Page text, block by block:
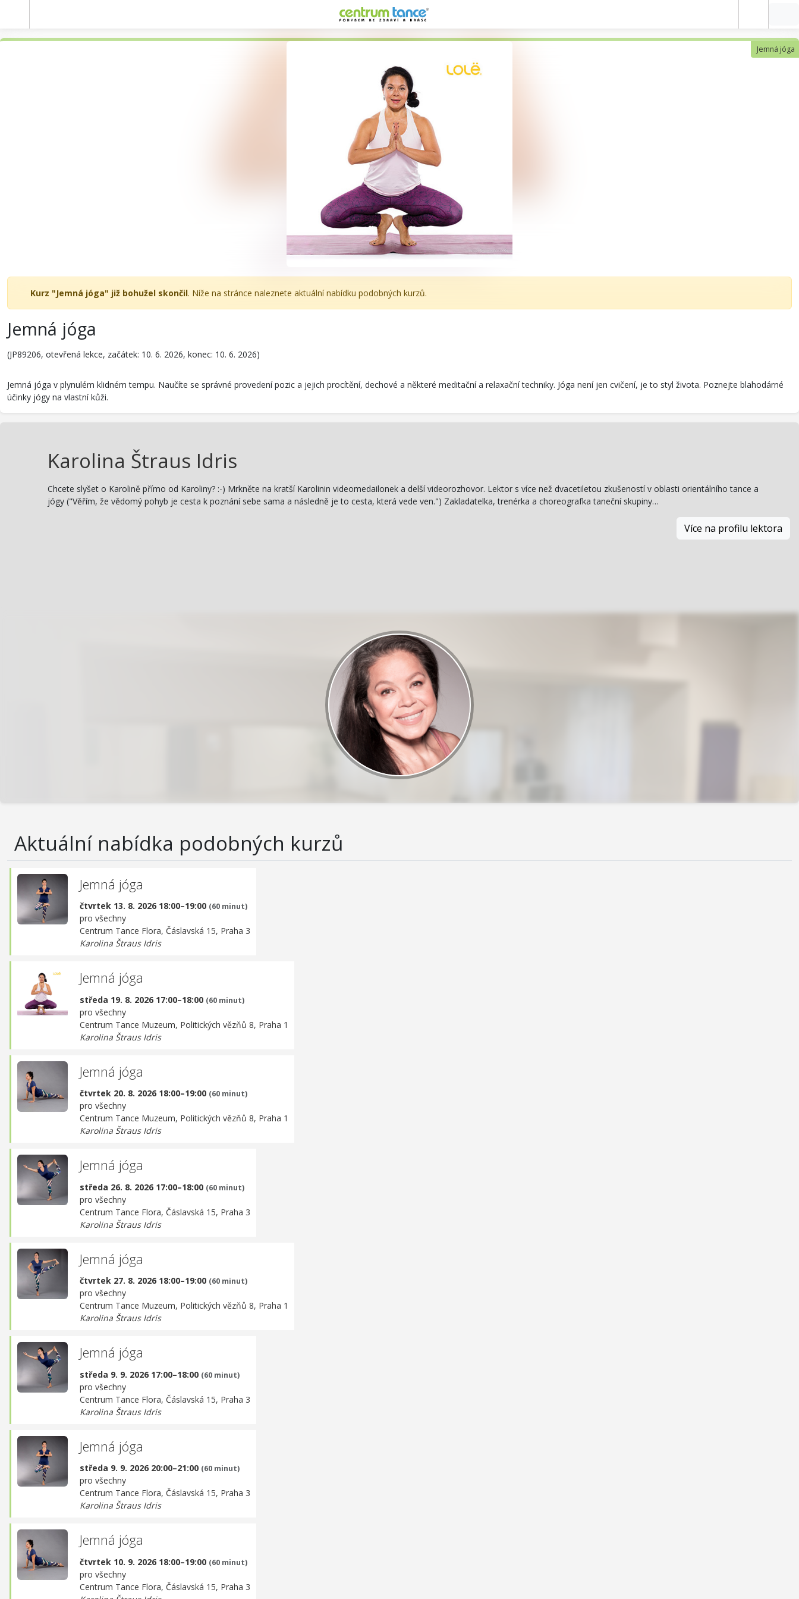
Jemná jóga
Kurz "Jemná jóga" již bohužel skončil. Níže na stránce naleznete aktuální nabídku podobných kurzů.
Jemná jóga
(JP89206, otevřená lekce, začátek: 10. 6. 2026, konec: 10. 6. 2026)
Jemná jóga v plynulém klidném tempu. Naučíte se správné provedení pozic a jejich procítění, dechové a některé meditační a relaxační techniky. Jóga není jen cvičení, je to styl života. Poznejte blahodárné
účinky jógy na vlastní kůži.
Karolina Štraus Idris
Chcete slyšet o Karolině přímo od Karoliny? :-) Mrkněte na kratší Karolinin videomedailonek a delší videorozhovor. Lektor s více než dvacetiletou zkušeností v oblasti orientálního tance a
jógy ("Věřím, že vědomý pohyb je cesta k poznání sebe sama a následně je to cesta, která vede ven.") Zakladatelka, trenérka a choreografka taneční skupiny…
Více na profilu lektora
Aktuální nabídka podobných kurzů
Jemná jóga
čtvrtek 13. 8. 2026 18:00–19:00 (60 minut)
pro všechny
Centrum Tance Flora, Čáslavská 15, Praha 3
Karolina Štraus Idris
Jemná jóga
středa 19. 8. 2026 17:00–18:00 (60 minut)
pro všechny
Centrum Tance Muzeum, Politických vězňů 8, Praha 1
Karolina Štraus Idris
Jemná jóga
čtvrtek 20. 8. 2026 18:00–19:00 (60 minut)
pro všechny
Centrum Tance Muzeum, Politických vězňů 8, Praha 1
Karolina Štraus Idris
Jemná jóga
středa 26. 8. 2026 17:00–18:00 (60 minut)
pro všechny
Centrum Tance Flora, Čáslavská 15, Praha 3
Karolina Štraus Idris
Jemná jóga
čtvrtek 27. 8. 2026 18:00–19:00 (60 minut)
pro všechny
Centrum Tance Muzeum, Politických vězňů 8, Praha 1
Karolina Štraus Idris
Jemná jóga
středa 9. 9. 2026 17:00–18:00 (60 minut)
pro všechny
Centrum Tance Flora, Čáslavská 15, Praha 3
Karolina Štraus Idris
Jemná jóga
středa 9. 9. 2026 20:00–21:00 (60 minut)
pro všechny
Centrum Tance Flora, Čáslavská 15, Praha 3
Karolina Štraus Idris
Jemná jóga
čtvrtek 10. 9. 2026 18:00–19:00 (60 minut)
pro všechny
Centrum Tance Flora, Čáslavská 15, Praha 3